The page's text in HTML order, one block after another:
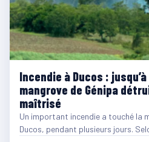
Incendie à Ducos :
mangrove de Génipa
maîtrisé
Un important incendie a touché la
Ducos, pendant plusieurs jours.